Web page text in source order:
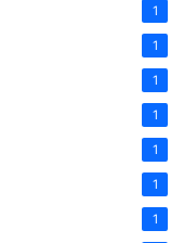
1
1
1
1
1
1
1